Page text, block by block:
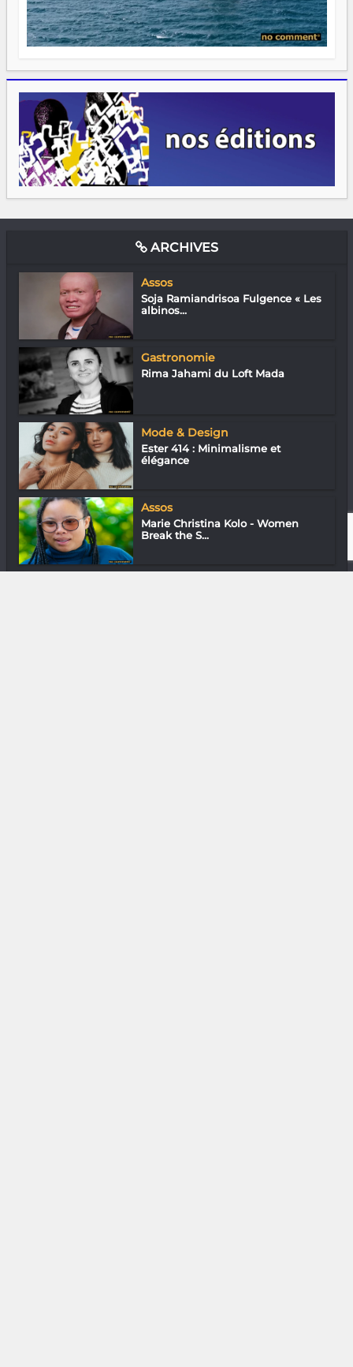
ARCHIVES
Assos
Soja Ramiandrisoa Fulgence « Les
albinos...
Gastronomie
Rima Jahami du Loft Mada
Mode & Design
Ester 414 : Minimalisme et
élégance
Assos
Marie Christina Kolo - Women
Break the S...